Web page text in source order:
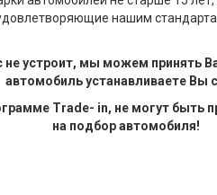
нашим
не устроит, мы можем принять
автомобиль устанавливаете Вы
Trade- in, не могут быть
на подбор автомобиля!